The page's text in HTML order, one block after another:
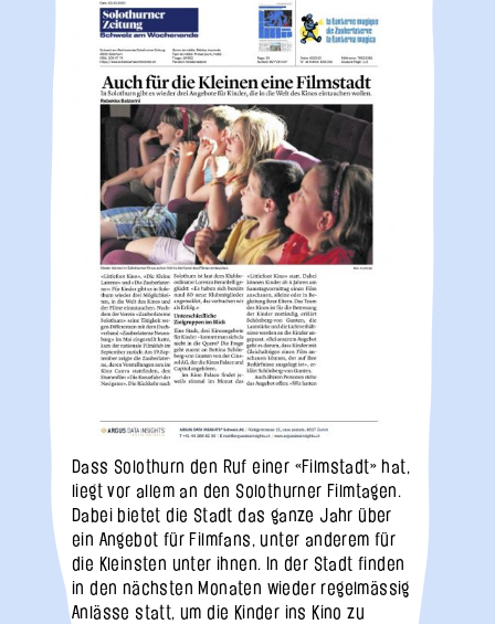
Dass Solothurn den Ruf einer «Filmstadt» hat,
liegt vor allem an den Solothurner Filmtagen.
Dabei bietet die Stadt das ganze Jahr über
ein Angebot für Filmfans, unter anderem für
die Kleinsten unter ihnen. In der Stadt finden
in den nächsten Monaten wieder regelmässig
Anlässe statt, um die Kinder ins Kino zu